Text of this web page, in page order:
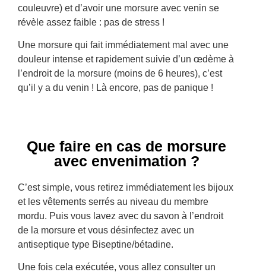
couleuvre) et d’avoir une morsure avec venin se
révèle assez faible : pas de stress !
Une morsure qui fait immédiatement mal avec une
douleur intense et rapidement suivie d’un œdème à
l’endroit de la morsure (moins de 6 heures), c’est
qu’il y a du venin ! Là encore, pas de panique !
Que faire en cas de morsure
avec envenimation ?
C’est simple, vous retirez immédiatement les bijoux
et les vêtements serrés au niveau du membre
mordu. Puis vous lavez avec du savon à l’endroit
de la morsure et vous désinfectez avec un
antiseptique type Biseptine/bétadine.
Une fois cela exécutée, vous allez consulter un